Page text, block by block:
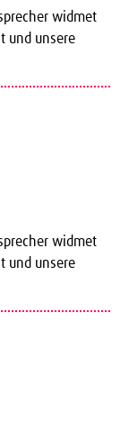
widmet
und unsere
widmet
und unsere